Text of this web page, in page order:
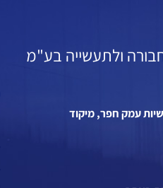
ולתעשייה בע"מ